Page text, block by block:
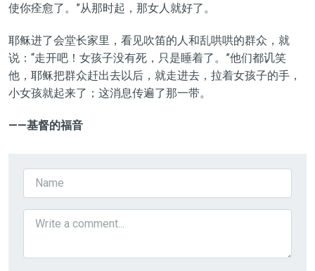
使你痊愈了。”从那时起，那女人就好了。
耶稣进了会堂长家里，看见吹笛的人和乱哄哄的群众，就
说：“走开吧！女孩子没有死，只是睡着了。”他们都讥笑
他，耶稣把群众赶出去以后，就走进去，拉着女孩子的手，
小女孩就起来了；这消息传遍了那一带。
——基督的福音